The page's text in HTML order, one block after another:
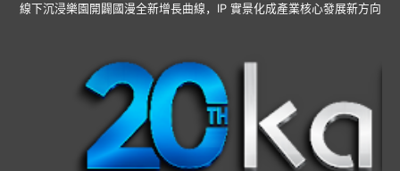
線下沉浸樂園開闢國漫全新增長曲線，IP 實景化成產業核心發展新方向